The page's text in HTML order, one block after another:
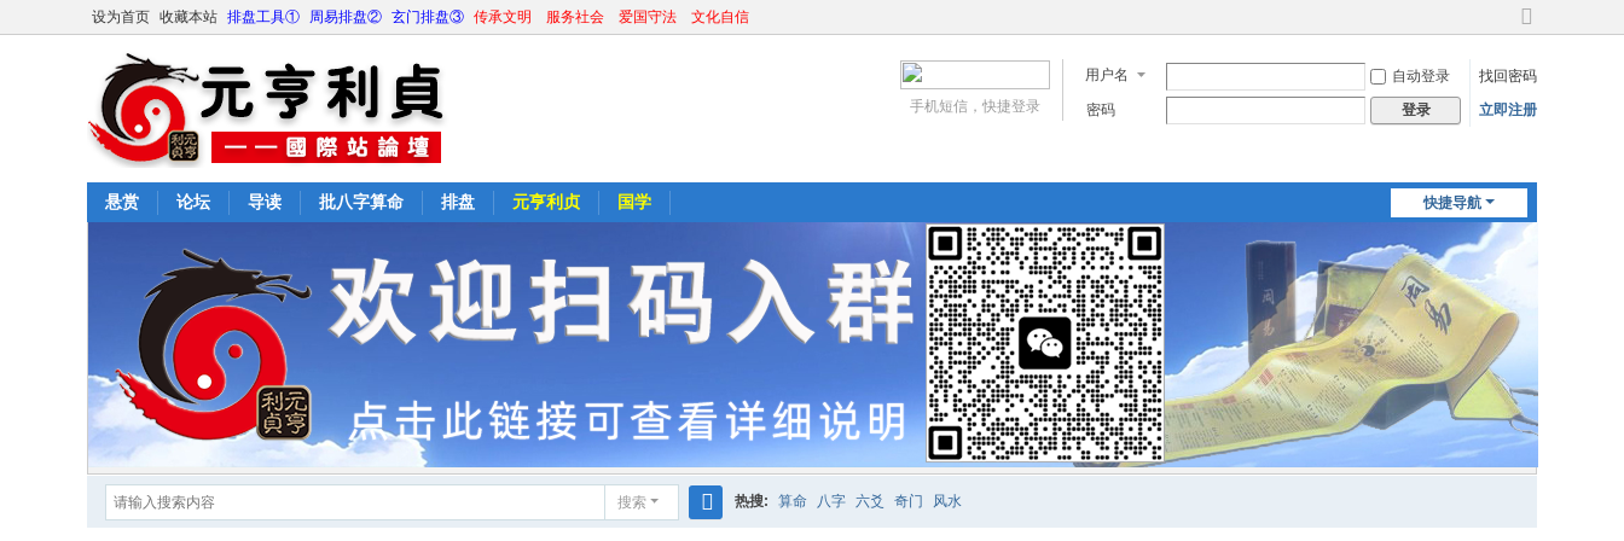
设为首页 收藏本站 排盘工具① 周易排盘② 玄门排盘③ 传承文明 服务社会 爱国守法 文化自信
切
到
宽
用户名 自动登录
找回密码
密码
登录 立即注册
手机短信，快捷登录
快捷导航
悬赏 论坛 导读 批八字算命 排盘 元亨利贞 国学
搜索 热搜: 算命 八字 六爻 奇门 风水